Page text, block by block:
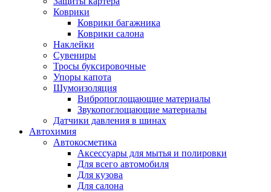
Коврики
Коврики багажника
Коврики салона
Наклейки
Сувениры
Тросы буксировочные
Упоры капота
Шумоизоляция
Вибропоглощающие материалы
Звукопоглощающие материалы
Датчики давления в шинах
Автохимия
Автокосметика
Аксессуары для мытья и полировки
Для всего автомобиля
Для кузова
Для салона